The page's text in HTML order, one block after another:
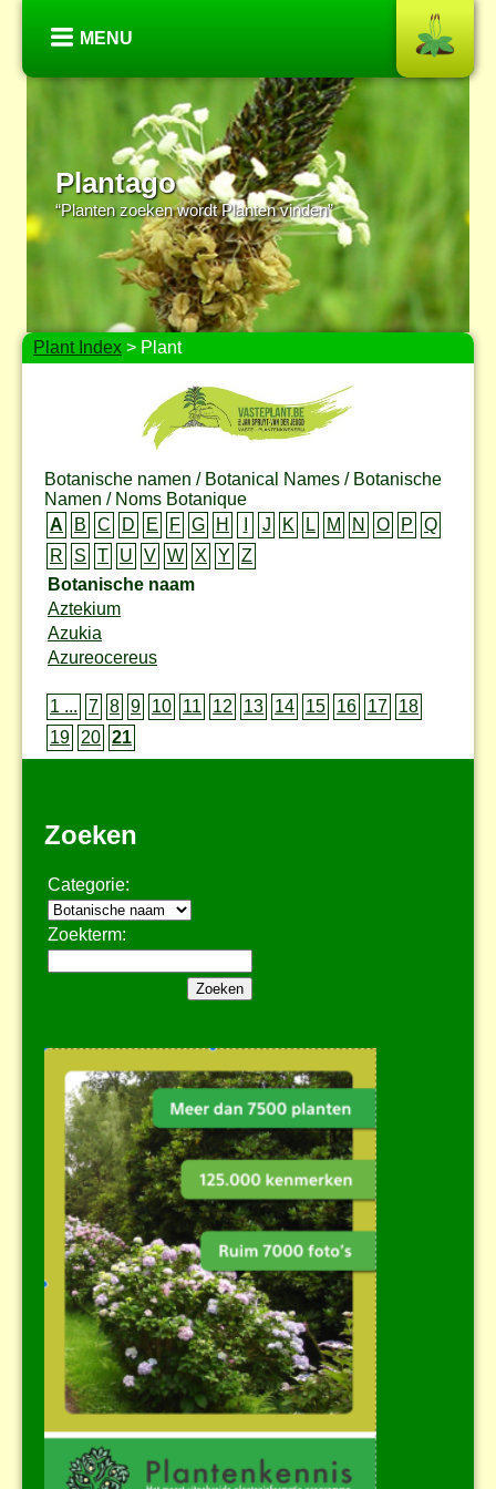
MENU
Plantago
“Planten zoeken wordt Planten vinden”
Plant Index > Plant
Botanische namen / Botanical Names / Botanische
Namen / Noms Botanique
A
B C D E F G H J K L M N O P
Q
R
S T U V W X Y
Z
Botanische naam
Aztekium
Azukia
Azureocereus
1 ... 7 8 9 10 11 12 13 14 15 16 17
18
19
20 21
Zoeken
Categorie:
Zoekterm: